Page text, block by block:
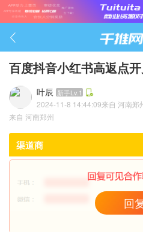

百度抖音小红书高返点
叶辰 新手Lv.1
2024-11-8 14:44:09来自 河南郑
519
来自 河南郑州
渠道商
回